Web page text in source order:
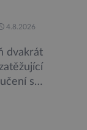
stává
4.8.2026
dvakrát
se